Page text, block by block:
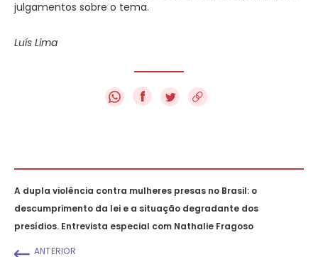
julgamentos sobre o tema.
Luís Lima
f
A dupla violência contra mulheres presas no Brasil: o
descumprimento da lei e a situação degradante dos
presídios. Entrevista especial com Nathalie Fragoso
ANTERIOR